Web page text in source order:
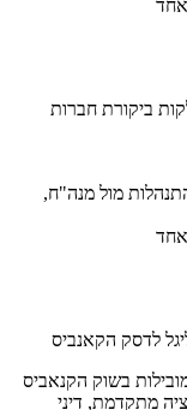
ביקורת חברות
מול מנה"ח,
לדסק הקאנביס
בשוק הקנאביס
מתקדמת, דיני